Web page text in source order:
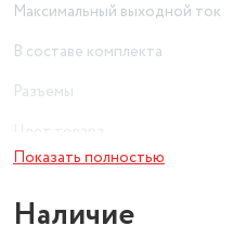
Максимальный выходной ток
В составе комплекта
Разъемы
Показать полностью
Наличие